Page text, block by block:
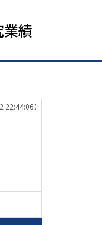
績
22:44:06）